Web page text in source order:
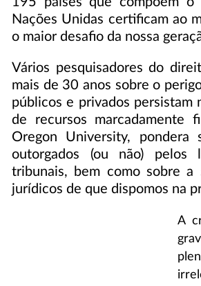
Nações Unidas certificam ao
o maior desafio da nossa
Vários pesquisadores do
mais de 30 anos sobre o
públicos e privados persistam
de recursos marcadamente
Oregon University,
outorgados (ou não) pelos
tribunais, bem como sobre a
jurídicos de que dispomos na
A